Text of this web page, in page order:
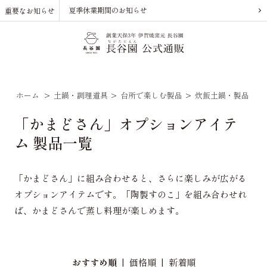
重要なお知らせ 夏季休業期間のお知らせ
ホーム > 土鍋・調理道具 > 台所で楽しむ製品 > 炊飯土鍋・製品
「かまどさん」オプションアイテ
ム 製品一覧
「かまどさん」に組み合わせると、さらに楽しみが広がる
オプションアイテムです。「陶製すのこ」を組み合わせれ
ば、かまどさんで蒸し料理が楽しめます。
おすすめ順| 価格順| 新着順